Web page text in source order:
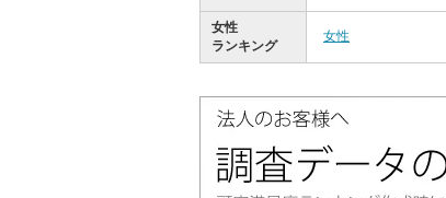
女性
ランキング
女性